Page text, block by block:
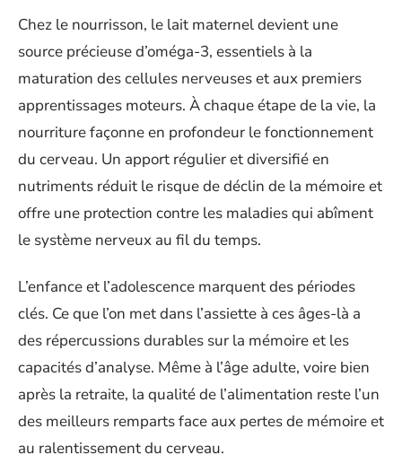
Chez le nourrisson, le lait maternel devient une
source précieuse d’oméga-3, essentiels à la
maturation des cellules nerveuses et aux premiers
apprentissages moteurs. À chaque étape de la vie, la
nourriture façonne en profondeur le fonctionnement
du cerveau. Un apport régulier et diversifié en
nutriments réduit le risque de déclin de la mémoire et
offre une protection contre les maladies qui abîment
le système nerveux au fil du temps.
L’enfance et l’adolescence marquent des périodes
clés. Ce que l’on met dans l’assiette à ces âges-là a
des répercussions durables sur la mémoire et les
capacités d’analyse. Même à l’âge adulte, voire bien
après la retraite, la qualité de l’alimentation reste l’un
des meilleurs remparts face aux pertes de mémoire et
au ralentissement du cerveau.